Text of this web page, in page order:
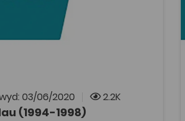
03/06/2020 2.2K
(1994-1998)
o rai o lenorion amlycaf Cymru.
1994-98. Oherwydd rhesymau
bydd angen cyfrif Coleg Cymraeg i